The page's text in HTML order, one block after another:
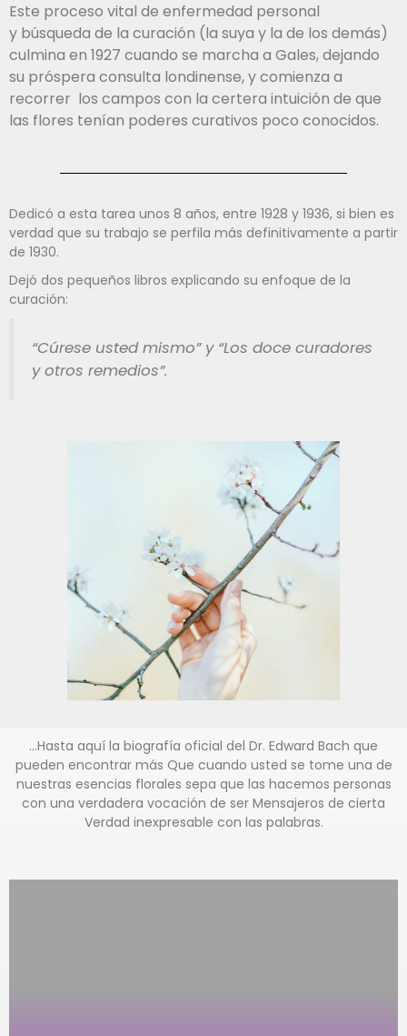
Este proceso vital de enfermedad personal
y búsqueda de la curación (la suya y la de los demás)
culmina en 1927 cuando se marcha a Gales, dejando
su próspera consulta londinense, y comienza a
recorrer los campos con la certera intuición de que
las flores tenían poderes curativos poco conocidos.
Dedicó a esta tarea unos 8 años, entre 1928 y 1936, si bien es
verdad que su trabajo se perfila más definitivamente a partir
de 1930.
Dejó dos pequeños libros explicando su enfoque de la
curación:
“Cúrese usted mismo” y “Los doce curadores
y otros remedios”.
…Hasta aquí la biografía oficial del Dr. Edward Bach que
pueden encontrar más Que cuando usted se tome una de
nuestras esencias florales sepa que las hacemos personas
con una verdadera vocación de ser Mensajeros de cierta
Verdad inexpresable con las palabras.